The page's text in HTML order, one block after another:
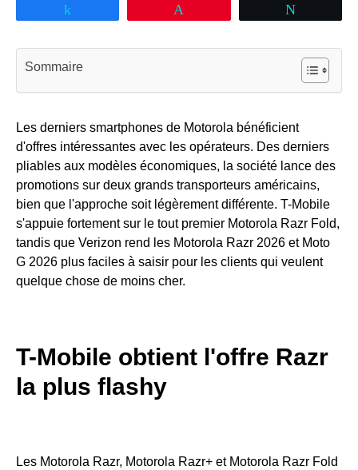
Sommaire
Les derniers smartphones de Motorola bénéficient
d'offres intéressantes avec les opérateurs. Des derniers
pliables aux modèles économiques, la société lance des
promotions sur deux grands transporteurs américains,
bien que l'approche soit légèrement différente. T-Mobile
s'appuie fortement sur le tout premier Motorola Razr Fold,
tandis que Verizon rend les Motorola Razr 2026 et Moto
G 2026 plus faciles à saisir pour les clients qui veulent
quelque chose de moins cher.
T-Mobile obtient l'offre Razr
la plus flashy
Les Motorola Razr, Motorola Razr+ et Motorola Razr Fold